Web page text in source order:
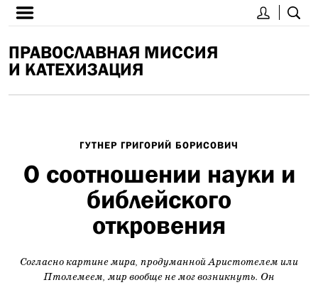
ПРАВОСЛАВНАЯ МИССИЯ
И КАТЕХИЗАЦИЯ
ГУТНЕР ГРИГОРИЙ БОРИСОВИЧ
О соотношении науки и
библейского
откровения
Согласно картине мира, продуманной Аристотелем или
Птолемеем, мир вообще не мог возникнуть. Он